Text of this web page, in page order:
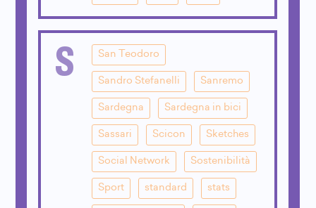
S San Teodoro
Sandro Stefanelli Sanremo
Sardegna Sardegna in bici
Sassari Scicon Sketches
Social Network Sostenibilità
Sport standard stats